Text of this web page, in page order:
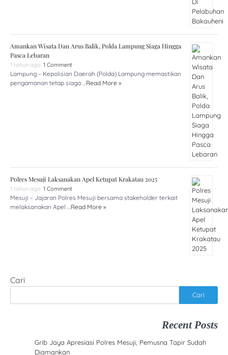
Amankan Wisata Dan Arus Balik, Polda Lampung Siaga Hingga
Pasca Lebaran
1 tahun ago 1 Comment
Lampung – Kepolisian Daerah (Polda) Lampung memastikan
pengamanan tetap siaga … Read More »
Polres Mesuji Laksanakan Apel Ketupat Krakatau 2025
1 tahun ago 1 Comment
Mesuji – Jajaran Polres Mesuji bersama stakeholder terkait
melaksanakan Apel … Read More »
Cari
Cari
Recent Posts
Grib Jaya Apresiasi Polres Mesuji, Pemusna Tapir Sudah
Diamankan